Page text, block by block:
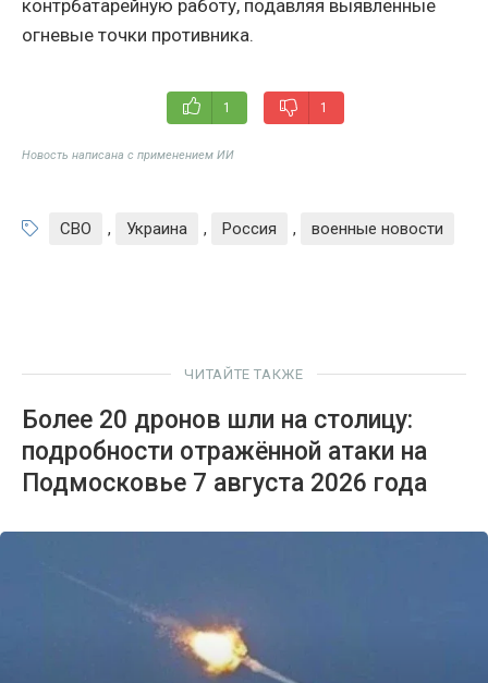
контрбатарейную работу, подавляя выявленные
огневые точки противника.
1 1
Новость написана с применением ИИ
СВО , Украина , Россия , военные новости
ЧИТАЙТЕ ТАКЖЕ
Более 20 дронов шли на столицу:
подробности отражённой атаки на
Подмосковье 7 августа 2026 года